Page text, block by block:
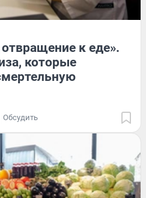
к еде».
которые
Обсудить